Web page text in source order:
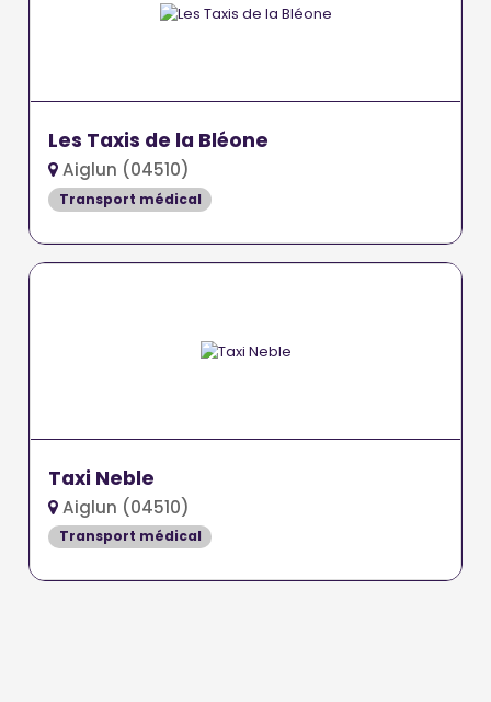
Les Taxis de la Bléone
Aiglun (04510)
Transport médical
Taxi Neble
Aiglun (04510)
Transport médical